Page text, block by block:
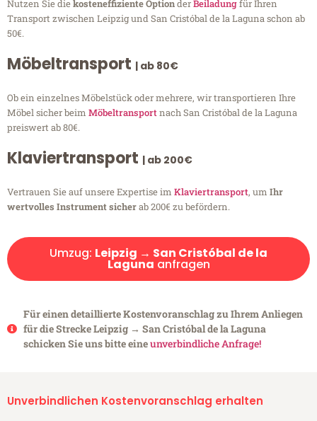
Nutzen Sie diekosteneffiziente OptionderBeiladungfür Ihren
Transport zwischen Leipzig und San Cristóbal de la Laguna schon ab
50€.
Möbeltransport | ab 80€
Ob ein einzelnes Möbelstück oder mehrere, wir transportieren Ihre
Möbel sicher beim Möbeltransportnach San Cristóbal de la Laguna
preiswert ab 80€.
Klaviertransport | ab 200€
Vertrauen Sie auf unsere Expertise im Klaviertransport, um Ihr
wertvolles Instrument sicherab 200€ zu befördern.
Umzug: Leipzig → San Cristóbal de la
Laguna anfragen
Für einen detaillierte Kostenvoranschlag zu Ihrem Anliegen
für die Strecke Leipzig → San Cristóbal de la Laguna
schicken Sie uns bitte eineunverbindliche Anfrage!
Unverbindlichen Kostenvoranschlag erhalten